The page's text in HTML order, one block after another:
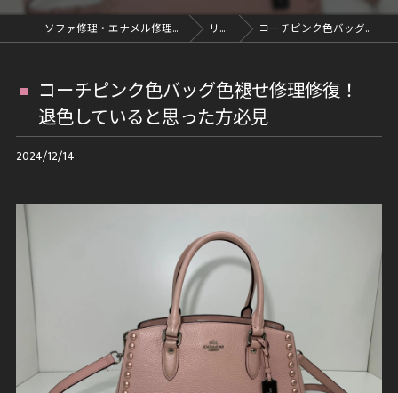
ソファ修理・エナメル修理・革修理なら愛知県豊川市のレシッズへ｜全国対応 リペアブログ コーチピンク色バッグ色褪せ修理修復！退色していると思った方必見
コーチピンク色バッグ色褪せ修理修復！
退色していると思った方必見
2024/12/14